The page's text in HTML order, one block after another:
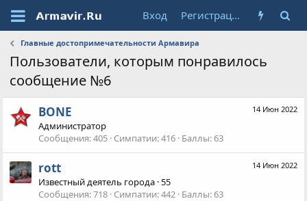
Вход Регистрация
Главные достопримечательности Армавира
Пользователи, которым понравилось
сообщение №6
14 Июн 2022
BONE
Администратор
Сообщения 405 Симпатии 416 Баллы 63
14 Июн 2022
rott
Известный деятель города ·55
Сообщения 718 Симпатии 442 Баллы 63